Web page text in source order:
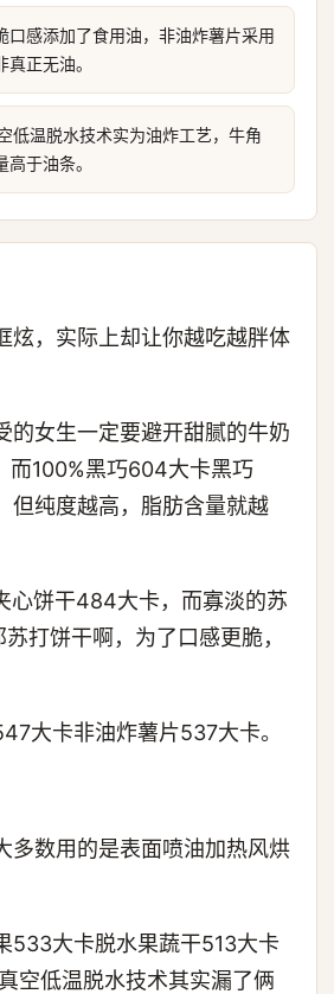
口感添加了食用油，非油炸薯片采用
正无油。
低温脱水技术实为油炸工艺，牛角
于油条。
炫，实际上却让你越吃越胖体
的女生一定要避开甜腻的牛奶
而100%黑巧604大卡黑巧
但纯度越高，脂肪含量就越
心饼干484大卡，而寡淡的苏
打饼干啊，为了口感更脆，
大卡非油炸薯片537大卡。
多数用的是表面喷油加热风烘
533大卡脱水果蔬干513大卡
空低温脱水技术其实漏了俩